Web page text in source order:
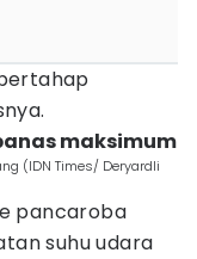
maksimum
(IDN Times/ Deryardli
pancaroba
suhu udara